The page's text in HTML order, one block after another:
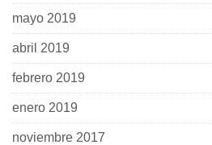
mayo 2019
abril 2019
febrero 2019
enero 2019
noviembre 2017